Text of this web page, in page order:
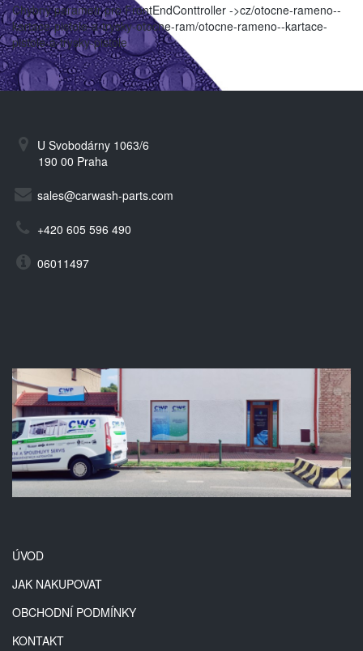
Chybný parametr pro FrontEndConttroller ->cz/otocne-rameno--
kartace-pistole-a-trysky-otocne-ram/otocne-rameno--kartace-
pistole-a-trysky-pistole
U Svobodárny 1063/6
190 00 Praha
sales@carwash-parts.com
+420 605 596 490
06011497
ÚVOD
JAK NAKUPOVAT
OBCHODNÍ PODMÍNKY
KONTAKT